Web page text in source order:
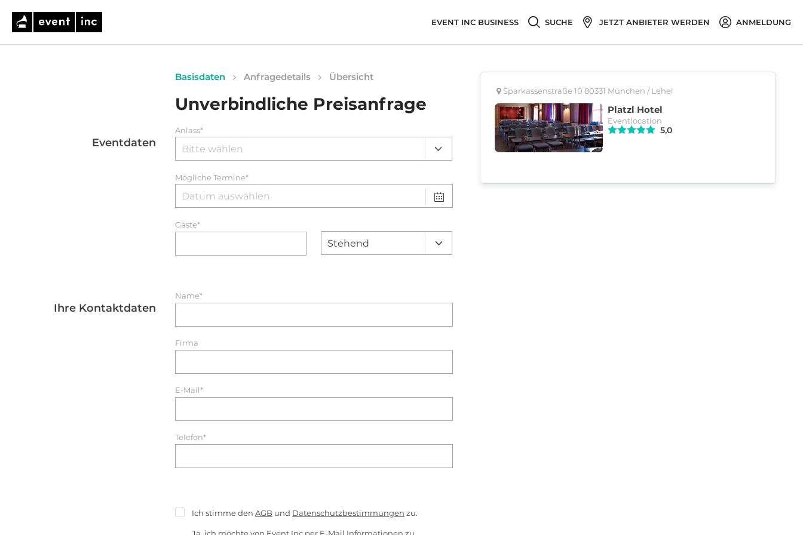
EVENT INC BUSINESS SUCHE JETZT ANBIETER WERDEN ANMELDUNG
Basisdaten Anfragedetails Übersicht
Unverbindliche Preisanfrage
Eventdaten
Anlass*
Mögliche Termine*
Gäste*
Ihre Kontaktdaten
Name*
Firma
E-Mail*
Telefon*
Ich stimme den AGB und Datenschutzbestimmungen zu.
Sparkassenstraße 10 80331 München / Lehel
Platzl Hotel
Eventlocation
5,0